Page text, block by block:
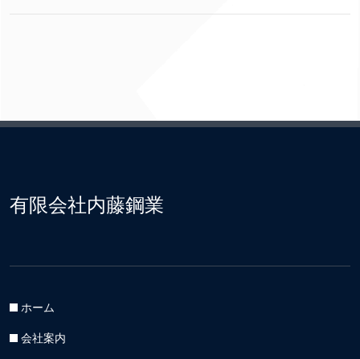
有限会社内藤鋼業
ホーム
会社案内